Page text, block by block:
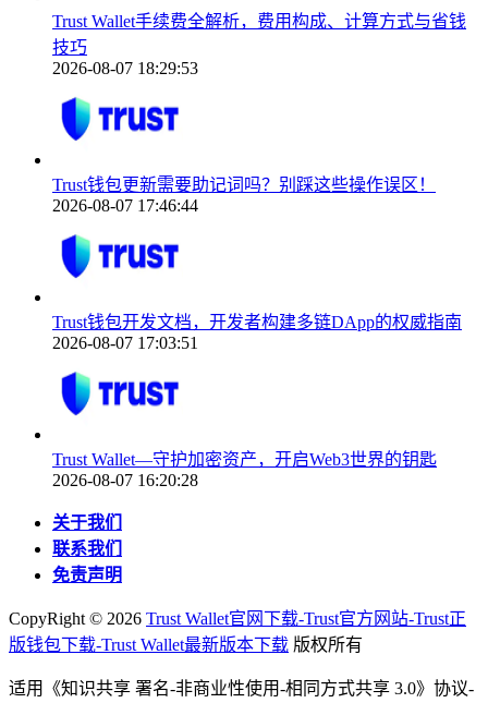
Trust Wallet手续费全解析，费用构成、计算方式与省钱
技巧
2026-08-07 18:29:53
Trust钱包更新需要助记词吗？别踩这些操作误区！
2026-08-07 17:46:44
Trust钱包开发文档，开发者构建多链DApp的权威指南
2026-08-07 17:03:51
Trust Wallet—守护加密资产，开启Web3世界的钥匙
2026-08-07 16:20:28
关于我们
联系我们
免责声明
CopyRight © 2026 Trust Wallet官网下载-Trust官方网站-Trust正
版钱包下载-Trust Wallet最新版本下载 版权所有
适用《知识共享 署名-非商业性使用-相同方式共享 3.0》协议-